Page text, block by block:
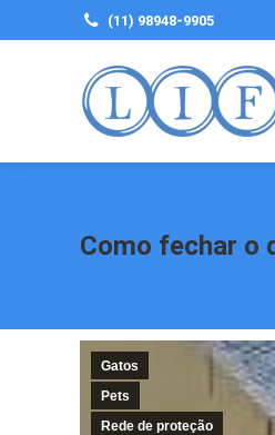
(11) 98948-9905
Como fechar o
Gatos
Pets
Rede de proteção